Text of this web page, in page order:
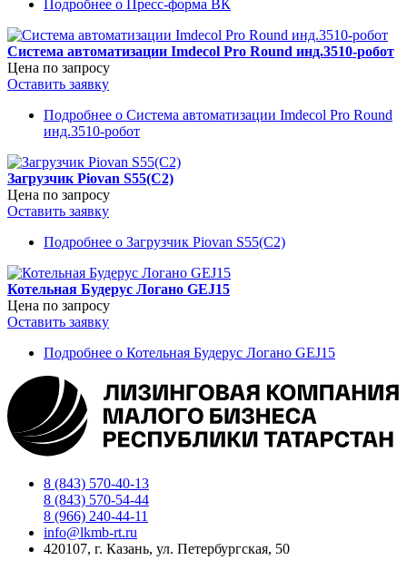
Подробнее о Пресс-форма ВК
Система автоматизации Imdecol Pro Round инд.3510-робот
Цена по запросу
Оставить заявку
Подробнее о Система автоматизации Imdecol Pro Round
инд.3510-робот
Загрузчик Piovan S55(С2)
Цена по запросу
Оставить заявку
Подробнее о Загрузчик Piovan S55(С2)
Котельная Будерус Логано GEJ15
Цена по запросу
Оставить заявку
Подробнее о Котельная Будерус Логано GEJ15
8 (843) 570-40-13
8 (843) 570-54-44
8 (966) 240-44-11
info@lkmb-rt.ru
420107, г. Казань, ул. Петербургская, 50